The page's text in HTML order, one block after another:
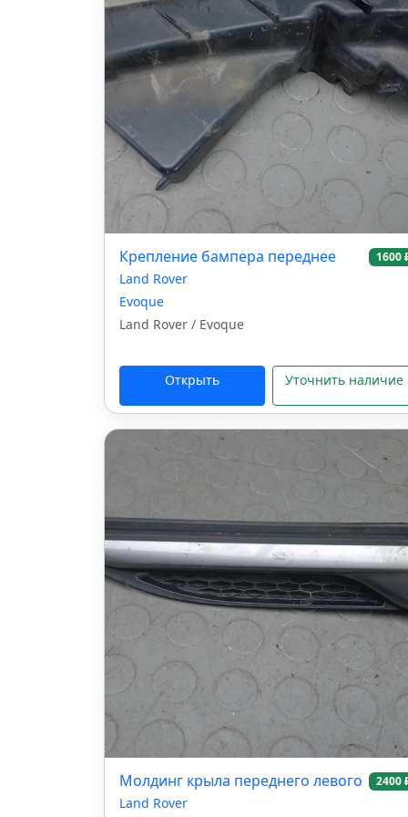
Крепление бампера переднее 1600
Land Rover
Evoque
Land Rover / Evoque
Открыть Уточнить наличие
Молдинг крыла переднего левого 2400
Land Rover